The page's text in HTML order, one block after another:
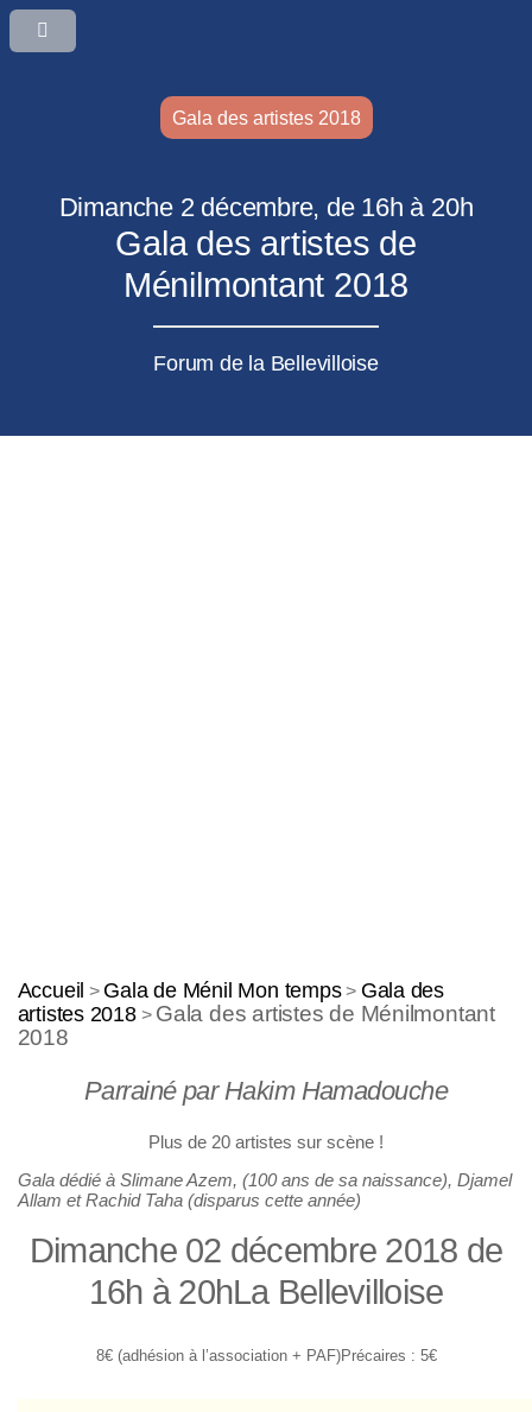
Gala des artistes 2018
Dimanche 2 décembre, de 16h à 20h
Gala des artistes de
Ménilmontant 2018
Forum de la Bellevilloise
Accueil > Gala de Ménil Mon temps> Gala des
artistes 2018> Gala des artistes de Ménilmontant
2018
Parrainé par Hakim Hamadouche
Plus de 20 artistes sur scène !
Gala dédié à Slimane Azem, (100 ans de sa naissance), Djamel
Allam et Rachid Taha (disparus cette année)
Dimanche 02 décembre 2018 de
16h à 20hLa Bellevilloise
8€ (adhésion à l’association + PAF)Précaires : 5€